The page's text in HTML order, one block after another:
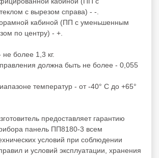
с вырезом справа) - -.
кабиной (ПП с уменьшенным
по центру) - +.
более 1,3 кг.
должна быть не более - 0,055
температур - от -40° С до +65°
предоставляет гарантию
панель ПП8180-3 всем
условий при соблюдении
и условий эксплуатации, хранения